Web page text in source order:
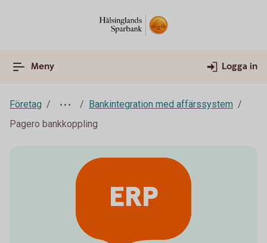
Meny Logga in
Företag
Bankintegration med affärssystem
Pagero bankkoppling
ERP